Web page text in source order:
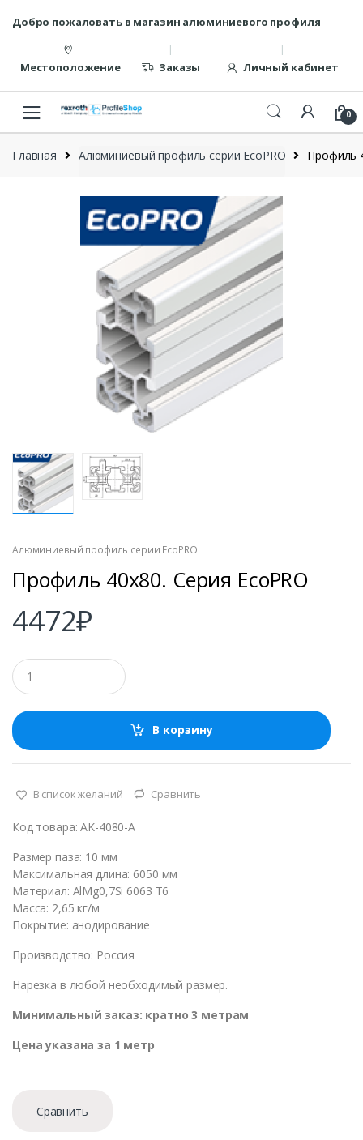
содержанию
Добро пожаловать в магазин алюминиевого профиля
Местоположение Заказы Личный кабинет
0
Главная Алюминиевый профиль серии EcoPRO Профиль
Алюминиевый профиль серии EcoPRO
Профиль 40х80. Серия EcoPRO
4472₽
К
о
л
ч
е
т
о
В корзину
В список желаний Сравнить
Код товара: AK-4080-A
Размер паза: 10 мм
Максимальная длина: 6050 мм
Материал: AlMg0,7Si 6063 Т6
Масса: 2,65 кг/м
Покрытие: анодирование
Производство: Россия
Нарезка в любой необходимый размер.
Минимальный заказ: кратно 3 метрам
Цена указана за 1 метр
Сравнить